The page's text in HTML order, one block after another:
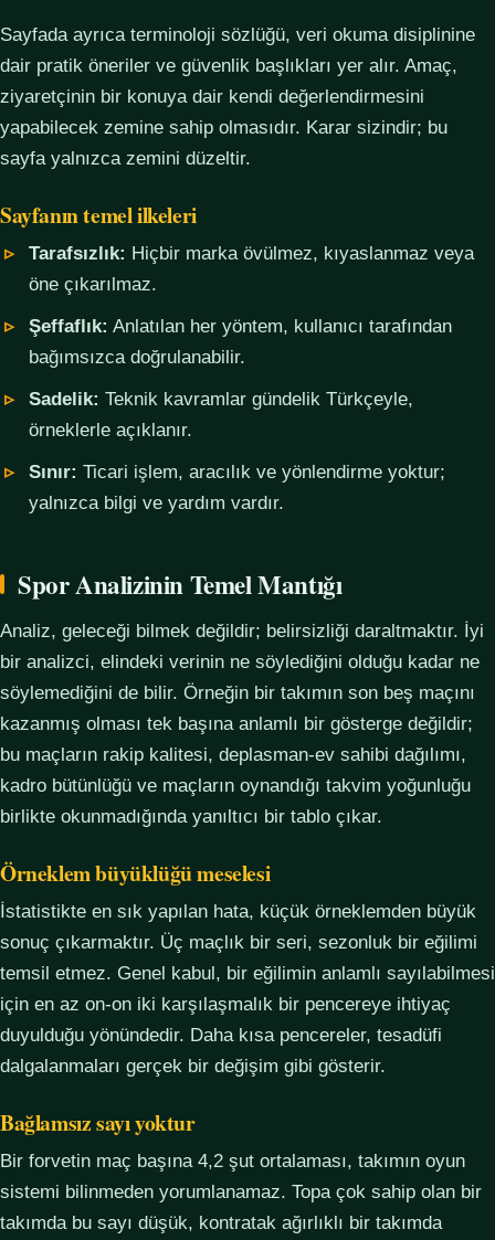
Sayfada ayrıca terminoloji sözlüğü, veri okuma disiplinine
dair pratik öneriler ve güvenlik başlıkları yer alır. Amaç,
ziyaretçinin bir konuya dair kendi değerlendirmesini
yapabilecek zemine sahip olmasıdır. Karar sizindir; bu
sayfa yalnızca zemini düzeltir.
Sayfanın temel ilkeleri
Tarafsızlık: Hiçbir marka övülmez, kıyaslanmaz veya
öne çıkarılmaz.
Şeffaflık: Anlatılan her yöntem, kullanıcı tarafından
bağımsızca doğrulanabilir.
Sadelik: Teknik kavramlar gündelik Türkçeyle,
örneklerle açıklanır.
Sınır: Ticari işlem, aracılık ve yönlendirme yoktur;
yalnızca bilgi ve yardım vardır.
Spor Analizinin Temel Mantığı
Analiz, geleceği bilmek değildir; belirsizliği daraltmaktır. İyi
bir analizci, elindeki verinin ne söylediğini olduğu kadar ne
söylemediğini de bilir. Örneğin bir takımın son beş maçını
kazanmış olması tek başına anlamlı bir gösterge değildir;
bu maçların rakip kalitesi, deplasman-ev sahibi dağılımı,
kadro bütünlüğü ve maçların oynandığı takvim yoğunluğu
birlikte okunmadığında yanıltıcı bir tablo çıkar.
Örneklem büyüklüğü meselesi
İstatistikte en sık yapılan hata, küçük örneklemden büyük
sonuç çıkarmaktır. Üç maçlık bir seri, sezonluk bir eğilimi
temsil etmez. Genel kabul, bir eğilimin anlamlı sayılabilmesi
için en az on-on iki karşılaşmalık bir pencereye ihtiyaç
duyulduğu yönündedir. Daha kısa pencereler, tesadüfi
dalgalanmaları gerçek bir değişim gibi gösterir.
Bağlamsız sayı yoktur
Bir forvetin maç başına 4,2 şut ortalaması, takımın oyun
sistemi bilinmeden yorumlanamaz. Topa çok sahip olan bir
takımda bu sayı düşük, kontratak ağırlıklı bir takımda